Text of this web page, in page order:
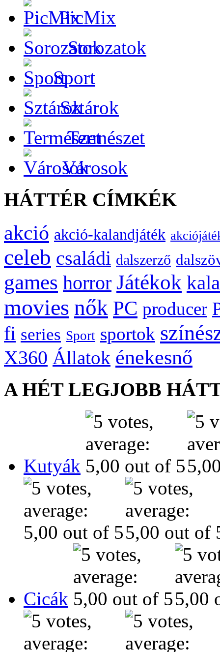
PicMix
Sorozatok
Sport
Sztárok
Természet
Városok
HÁTTÉR CÍMKÉK
akció akció-kalandjáték
celeb családi dalszerző
games horror Játékok
movies nők PC producer
fi series Sport sportok
X360 Állatok énekesnő
A HÉT LEGJOBB
Kutyák
Cicák